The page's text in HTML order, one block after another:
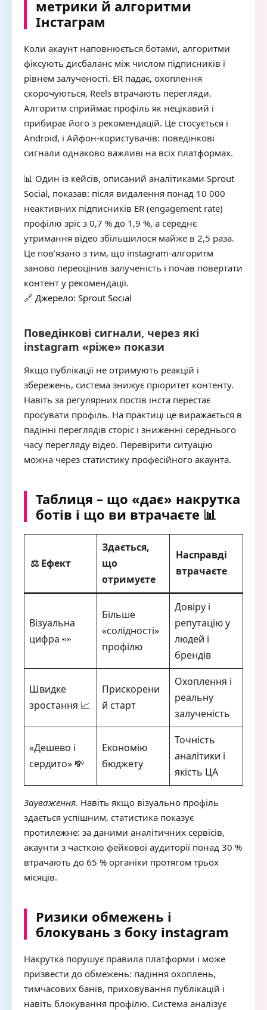
метрики й алгоритми
Інстаграм
Коли акаунт наповнюється ботами, алгоритми
фіксують дисбаланс між числом підписників і
рівнем залученості. ER падає, охоплення
скорочуються, Reels втрачають перегляди.
Алгоритм сприймає профіль як нецікавий і
прибирає його з рекомендацій. Це стосується і
Android, і Айфон-користувачів: поведінкові
сигнали однаково важливі на всіх платформах.
📊 Один із кейсів, описаний аналітиками Sprout
Social, показав: після видалення понад 10 000
неактивних підписників ER (engagement rate)
профілю зріс з 0,7 % до 1,9 %, а середнє
утримання відео збільшилося майже в 2,5 раза.
Це пов’язано з тим, що instagram-алгоритм
заново переоцінив залученість і почав повертати
контент у рекомендації.
🔗 Джерело: Sprout Social
Поведінкові сигнали, через які
instagram «ріже» покази
Якщо публікації не отримують реакцій і
збережень, система знижує пріоритет контенту.
Навіть за регулярних постів інста перестає
просувати профіль. На практиці це виражається в
падінні переглядів сторіс і зниженні середнього
часу перегляду відео. Перевірити ситуацію
можна через статистику професійного акаунта.
Таблиця – що «дає» накрутка
ботів і що ви втрачаєте 📊
⚖️ Ефект
Здається,
що
отримуєте
Насправді
втрачаєте
Візуальна
цифра 👀
Більше
«солідності»
профілю
Довіру і
репутацію у
людей і
брендів
Швидке
зростання 📈
Прискорени
й старт
Охоплення і
реальну
залученість
«Дешево і
сердито» 💸
Економію
бюджету
Точність
аналітики і
якість ЦА
Зауваження. Навіть якщо візуально профіль
здається успішним, статистика показує
протилежне: за даними аналітичних сервісів,
акаунти з часткою фейкової аудиторії понад 30 %
втрачають до 65 % органіки протягом трьох
місяців.
Ризики обмежень і
блокувань з боку instagram
Накрутка порушує правила платформи і може
призвести до обмежень: падіння охоплень,
тимчасових банів, приховування публікацій і
навіть блокування профілю. Система аналізує